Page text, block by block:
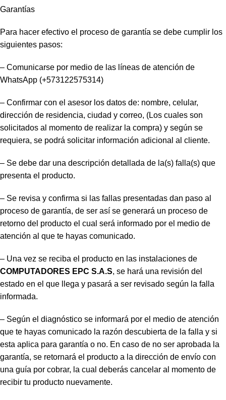
Garantías
Para hacer efectivo el proceso de garantía se debe cumplir los
siguientes pasos:
– Comunicarse por medio de las líneas de atención de
WhatsApp (+573122575314)
– Confirmar con el asesor los datos de: nombre, celular,
dirección de residencia, ciudad y correo, (Los cuales son
solicitados al momento de realizar la compra) y según se
requiera, se podrá solicitar información adicional al cliente.
– Se debe dar una descripción detallada de la(s) falla(s) que
presenta el producto.
– Se revisa y confirma si las fallas presentadas dan paso al
proceso de garantía, de ser así se generará un proceso de
retorno del producto el cual será informado por el medio de
atención al que te hayas comunicado.
– Una vez se reciba el producto en las instalaciones de
COMPUTADORES EPC S.A.S, se hará una revisión del
estado en el que llega y pasará a ser revisado según la falla
informada.
– Según el diagnóstico se informará por el medio de atención
que te hayas comunicado la razón descubierta de la falla y si
esta aplica para garantía o no. En caso de no ser aprobada la
garantía, se retornará el producto a la dirección de envío con
una guía por cobrar, la cual deberás cancelar al momento de
recibir tu producto nuevamente.